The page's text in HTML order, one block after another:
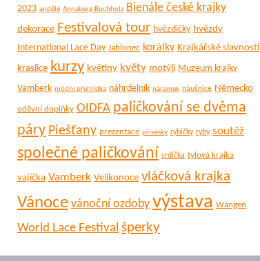
2023 andělé Annaberg-Buchholz Bienále české krajky
dekorace Festivalová tour hvězdičky hvězdy
International Lace Day Jablonec korálky Krajkářské slavnosti
kraslice kurzy květiny květy motýli Muzeum krajky
Vamberk módní přehlídka náhrdelník náramek náušnice Německo
oděvní doplňky OIDFA paličkování se dvěma
páry Piešťany prezentace přívěsky rybičky ryby soutěž
společné paličkování srdíčka tylová krajka
vajíčka Vamberk Velikonoce vláčková krajka
Vánoce vánoční ozdoby výstava Wangen
World Lace Festival šperky